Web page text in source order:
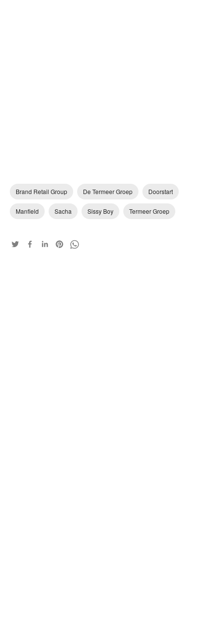
Brand Retail Group De Termeer Groep Doorstart
Manfield Sacha Sissy Boy Termeer Groep